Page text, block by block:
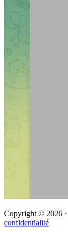
Copyright © 2026 ·
confidentialité